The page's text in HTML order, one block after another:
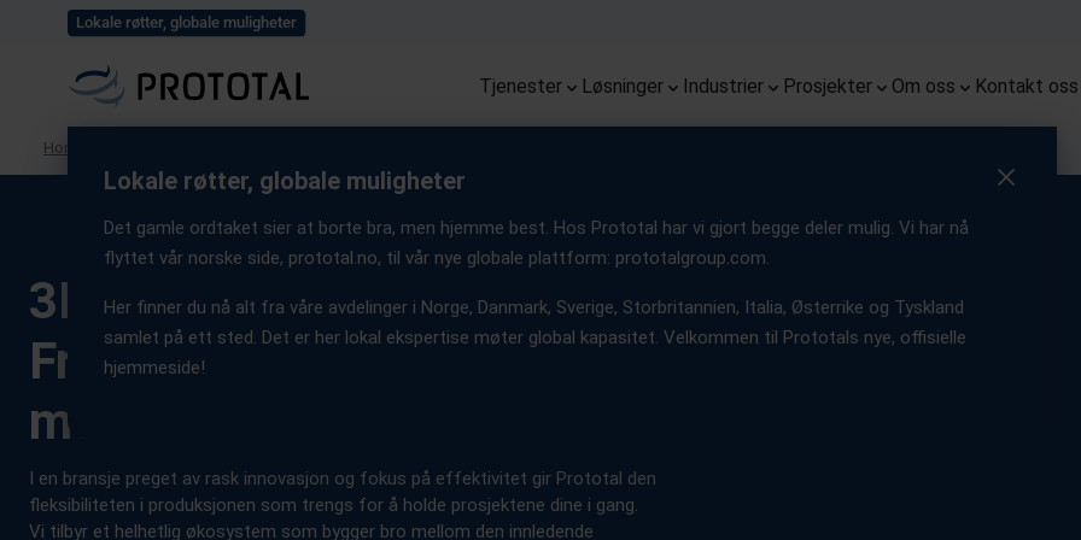
Lokale røtter, globale muligheter
Tjenester Løsninger Industrier Prosjekter
Fra
Om oss
Vi
Kontakt oss
Lokale røtter, globale muligheter
Det gamle ordtaket sier at borte bra, men hjemme best. Hos Prototal har vi gjort begge deler mulig. Vi har nå
flyttet vår norske side, prototal.no, til vår nye globale plattform: prototalgroup.com.
Her finner du nå alt fra våre avdelinger i Norge, Danmark, Sverige, Storbritannien, Italia, Østerrike og Tyskland
samlet på ett sted. Det er her lokal ekspertise møter global kapasitet. Velkommen til Prototals nye, offisielle
hjemmeside!
Home
3D-utskrift i bilindustrien:
Fremskynder fremtidens
mobilitet
I en bransje preget av rask innovasjon og fokus på effektivitet gir Prototal den
fleksibiliteten i produksjonen som trengs for å holde prosjektene dine i gang.
Vi tilbyr et helhetlig økosystem som bygger bro mellom den innledende